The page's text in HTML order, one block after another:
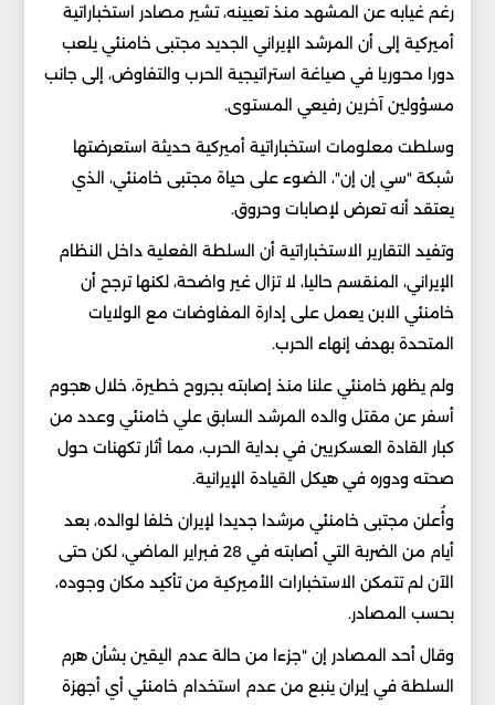
رغم غيابه عن المشهد منذ تعيينه، تشير مصادر استخباراتية
أميركية إلى أن المرشد الإيراني الجديد مجتبى خامنئي يلعب
دورا محوريا في صياغة استراتيجية الحرب والتفاوض، إلى جانب
مسؤولين آخرين رفيعي المستوى.
وسلطت معلومات استخباراتية أميركية حديثة استعرضتها
شبكة "سي إن إن"، الضوء على حياة مجتبى خامنئي، الذي
يعتقد أنه تعرض لإصابات وحروق.
وتفيد التقارير الاستخباراتية أن السلطة الفعلية داخل النظام
الإيراني، المنقسم حاليا، لا تزال غير واضحة، لكنها ترجح أن
خامنئي الابن يعمل على إدارة المفاوضات مع الولايات
المتحدة بهدف إنهاء الحرب.
ولم يظهر خامنئي علنا منذ إصابته بجروح خطيرة، خلال هجوم
أسفر عن مقتل والده المرشد السابق علي خامنئي وعدد من
كبار القادة العسكريين في بداية الحرب، مما أثار تكهنات حول
صحته ودوره في هيكل القيادة الإيرانية.
وأُعلن مجتبى خامنئي مرشدا جديدا لإيران خلفا لوالده، بعد
أيام من الضربة التي أصابته في 28 فبراير الماضي، لكن حتى
الآن لم تتمكن الاستخبارات الأميركية من تأكيد مكان وجوده،
بحسب المصادر.
وقال أحد المصادر إن "جزءا من حالة عدم اليقين بشأن هرم
السلطة في إيران ينبع من عدم استخدام خامنئي أي أجهزة